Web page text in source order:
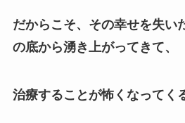
だからこそ、その幸せを失い
の底から湧き上がってきて、
治療することが怖くなってく